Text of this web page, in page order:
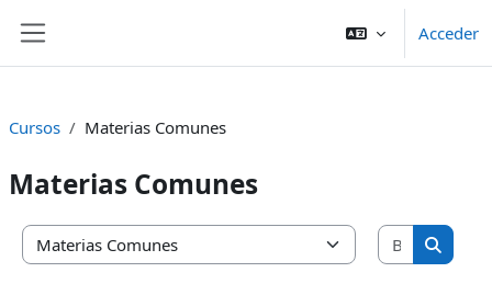
Acceder
Cursos Materias Comunes
Materias Comunes
Categorías
Buscar
Buscar